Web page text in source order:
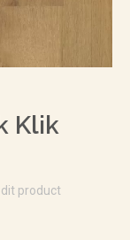
Klik
product